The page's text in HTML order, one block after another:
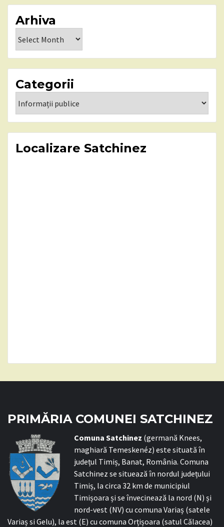
Arhiva
Categorii
Localizare Satchinez
PRIMĂRIA COMUNEI SATCHINEZ
Comuna Satchinez (germană Knees,
maghiară Temeskenéz) este situată în
județul Timiș, Banat, România. Comuna
Satchinez se situează în nordul județului
Timiș, la circa 32 km de municipiul
Timișoara și se învecinează la nord (N) și
nord-vest (NV) cu comuna Variaș (satele
Variaș si Gelu), la est (E) cu comuna Orțișoara (satul Călacea)